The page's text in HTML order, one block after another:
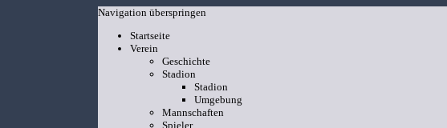
Navigation überspringen
Startseite
Verein
Geschichte
Stadion
Stadion
Umgebung
Mannschaften
Spieler